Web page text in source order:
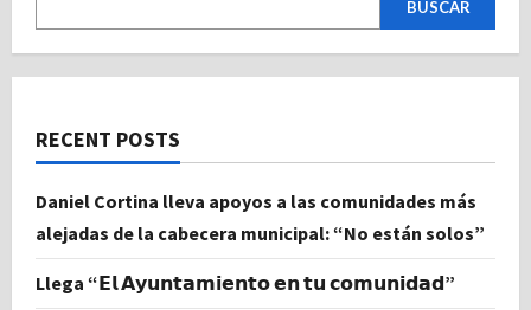
BUSCAR
RECENT POSTS
Daniel Cortina lleva apoyos a las comunidades más
alejadas de la cabecera municipal: “No están solos”
Llega “𝗘𝗹 𝗔𝘆𝘂𝗻𝘁𝗮𝗺𝗶𝗲𝗻𝘁𝗼 𝗲𝗻 𝘁𝘂 𝗰𝗼𝗺𝘂𝗻𝗶𝗱𝗮𝗱”